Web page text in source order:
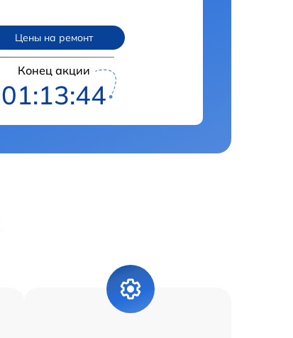
Цены на ремонт
Конец акции
01:13:43